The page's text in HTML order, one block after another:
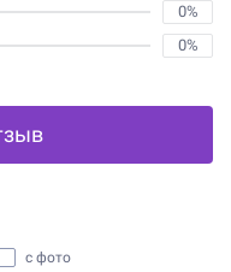
0%
0%
с фото